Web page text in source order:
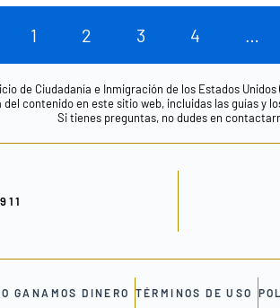
1 2 3 4
de Ciudadanía e Inmigración de los Estados
contenido en este sitio web, incluidas las guías y
Si tienes preguntas, no dudes en
GANAMOS DINERO TÉRMINOS DE USO